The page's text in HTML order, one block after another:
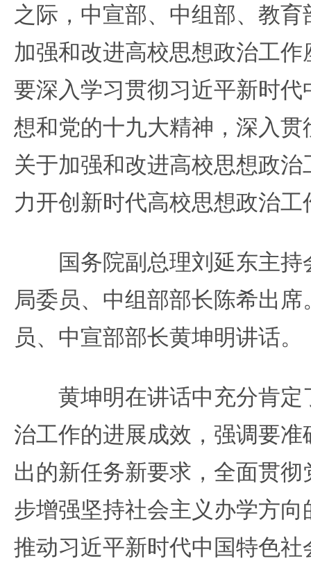
之际，中宣部、中组部、教
加强和改进高校思想政治工
要深入学习贯彻习近平新时
想和党的十九大精神，深入
关于加强和改进高校思想政
力开创新时代高校思想政治工
国务院副总理刘延东主持
局委员、中组部部长陈希出
员、中宣部部长黄坤明讲话。
黄坤明在讲话中充分肯定
治工作的进展成效，强调要
出的新任务新要求，全面贯
步增强坚持社会主义办学方
推动习近平新时代中国特色